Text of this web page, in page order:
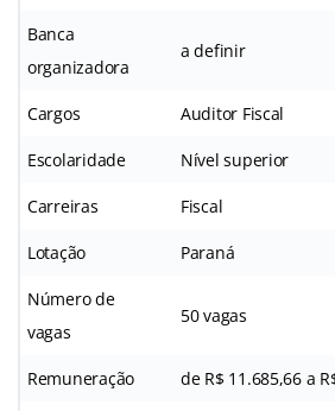
Banca
organizadora
a definir
Cargos Auditor Fiscal
Escolaridade Nível superior
Carreiras Fiscal
Lotação Paraná
Número de
vagas
50 vagas
Remuneração de R$ 11.685,66 a